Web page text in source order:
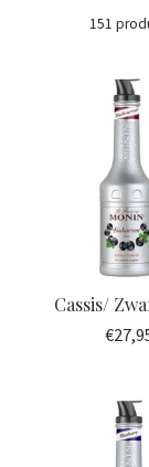
151
Cassis/